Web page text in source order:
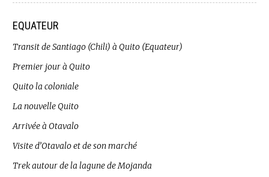
EQUATEUR
Transit de Santiago (Chili) à Quito (Equateur)
Premier jour à Quito
Quito la coloniale
La nouvelle Quito
Arrivée à Otavalo
Visite d’Otavalo et de son marché
Trek autour de la lagune de Mojanda